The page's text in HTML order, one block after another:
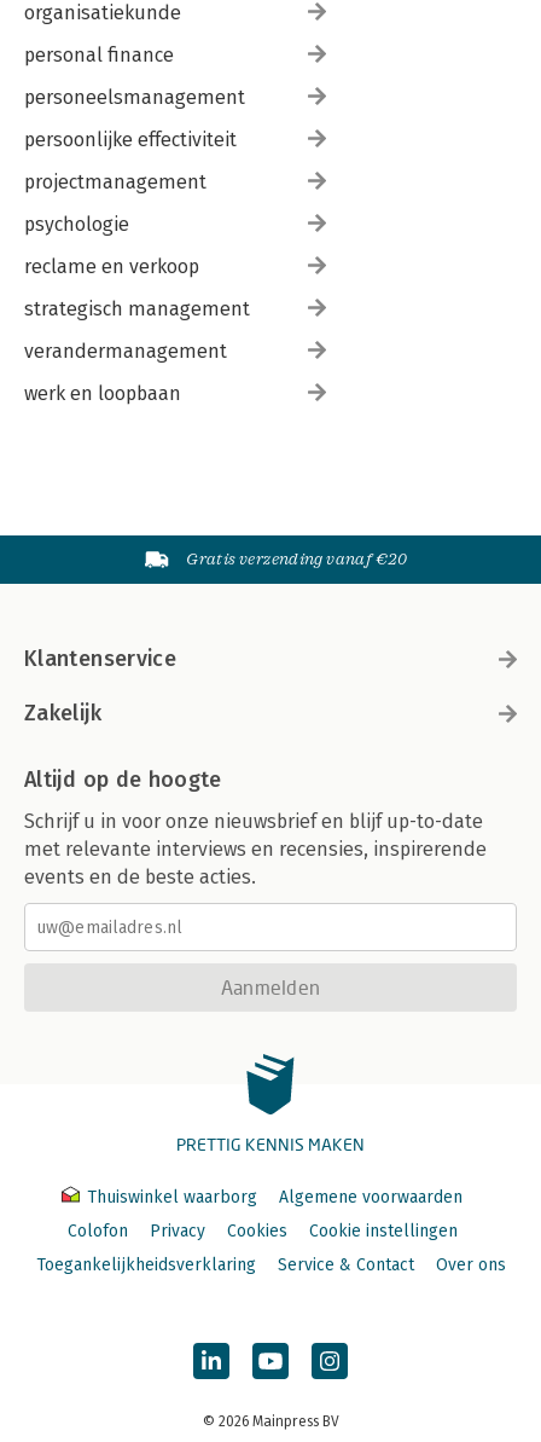
organisatiekunde
personal finance
personeelsmanagement
persoonlijke effectiviteit
projectmanagement
psychologie
reclame en verkoop
strategisch management
verandermanagement
werk en loopbaan
Gratis verzending vanaf €20
Klantenservice
Zakelijk
Altijd op de hoogte
Schrijf u in voor onze nieuwsbrief en blijf up-to-date
met relevante interviews en recensies, inspirerende
events en de beste acties.
Aanmelden
PRETTIG KENNIS MAKEN
Thuiswinkel waarborg
Algemene voorwaarden
Colofon
Privacy Cookies
Cookie instellingen
Toegankelijkheidsverklaring
Service & Contact Over ons
© 2026 Mainpress BV